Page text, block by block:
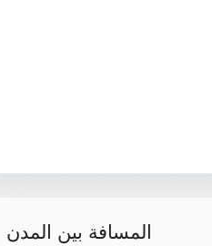
المسافة بين المدن